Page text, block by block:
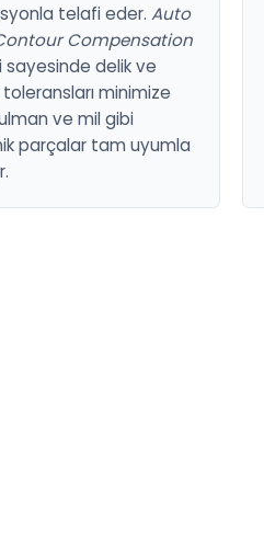
telafi eder. Auto
Compensation
sayesinde delik ve
minimize
ve mil gibi
parçalar tam uyumla